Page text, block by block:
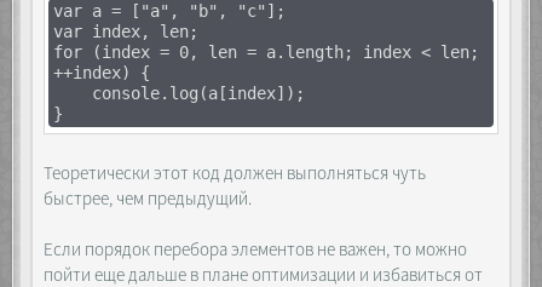
var a = ["a", "b", "c"];
var index, len;
for (index = 0, len = a.length; index < len;
++index) {
console.log(a[index]);
}
Теоретически этот код должен выполняться чуть
быстрее, чем предыдущий.
Если порядок перебора элементов не важен, то можно
пойти еще дальше в плане оптимизации и избавиться от